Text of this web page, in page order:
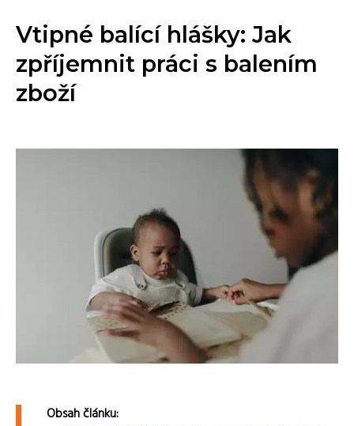
Vtipné balící hlášky: Jak
zpříjemnit práci s balením
zboží
Obsah článku: